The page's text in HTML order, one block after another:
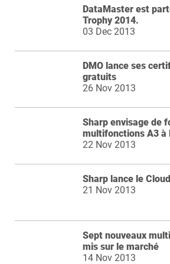
DataMaster est
Trophy 2014.
03 Dec 2013
DMO lance ses
gratuits
26 Nov 2013
Sharp envisage de
multifonctions A3 à
22 Nov 2013
Sharp lance le
21 Nov 2013
Sept nouveaux
mis sur le marché
14 Nov 2013